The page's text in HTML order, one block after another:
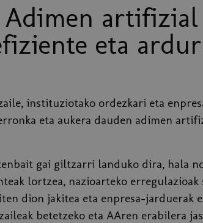
Adimen artifizial
eta
instituziotako ordezkari eta
eta aukera dauden adimen
gai giltzarri landuko dira, hala
lortzea, nazioarteko erregulazioak
dion jakitea eta enpresa-jarduerak
betetzeko eta AAren erabilera